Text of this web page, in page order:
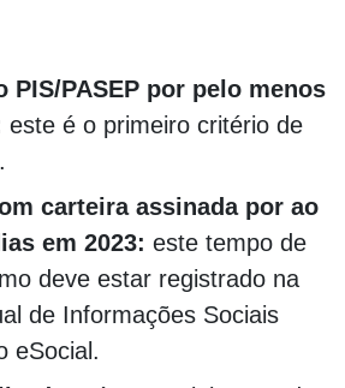
PIS/PASEP por pelo menos
este é o primeiro critério de
carteira assinada por ao
em 2023: este tempo de
deve estar registrado na
de Informações Sociais
eSocial.